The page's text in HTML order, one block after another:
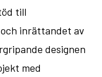
till
inrättandet av
designen
med